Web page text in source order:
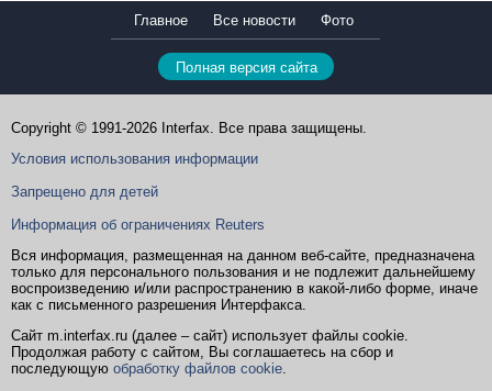
Главное Все новости Фото
Полная версия сайта
Copyright © 1991-2026 Interfax. Все права защищены.
Условия использования информации
Запрещено для детей
Информация об ограничениях Reuters
Вся информация, размещенная на данном веб-сайте, предназначена
только для персонального пользования и не подлежит дальнейшему
воспроизведению и/или распространению в какой-либо форме, иначе
как с письменного разрешения Интерфакса.
Сайт m.interfax.ru (далее – сайт) использует файлы cookie.
Продолжая работу с сайтом, Вы соглашаетесь на сбор и
последующую обработку файлов cookie.